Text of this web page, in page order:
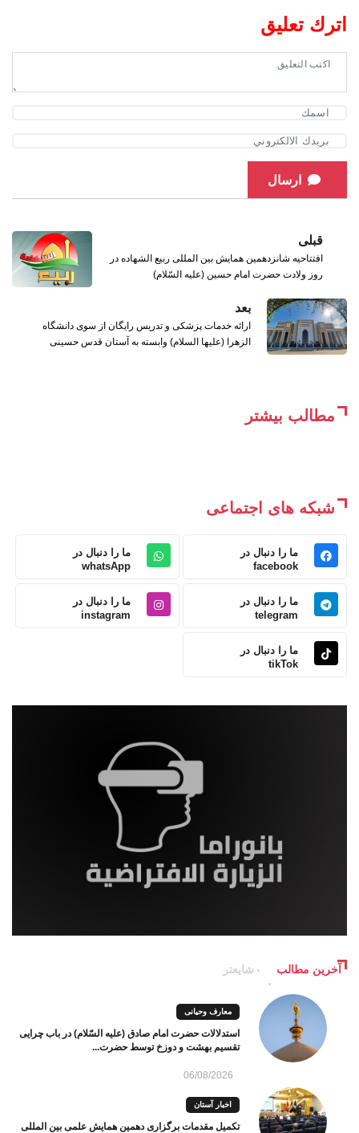
اترك تعليق
ارسال
قبلی
افتتاحیه شانزدهمین همایش بین المللی ربیع الشهاده در
روز ولادت حضرت امام حسین (علیه السّلام)
بعد
ارائه خدمات پزشکی و تدریس رایگان از سوی دانشگاه
الزهرا (علیها السلام) وابسته به آستان قدس حسینی
مطالب بیشتر
شبکه های اجتماعی
ما را دنبال در
facebook
ما را دنبال در
whatsApp
ما را دنبال در
telegram
ما را دنبال در
instagram
ما را دنبال در
tikTok
آخرین مطالب شایعتر
معارف وحیانی
استدلالات حضرت امام صادق (علیه السّلام) در باب چرایی
تقسیم بهشت و دوزخ توسط حضرت...
06/08/2026
اخبار آستان
تکمیل مقدمات برگزاری دهمین همایش علمی بین المللی